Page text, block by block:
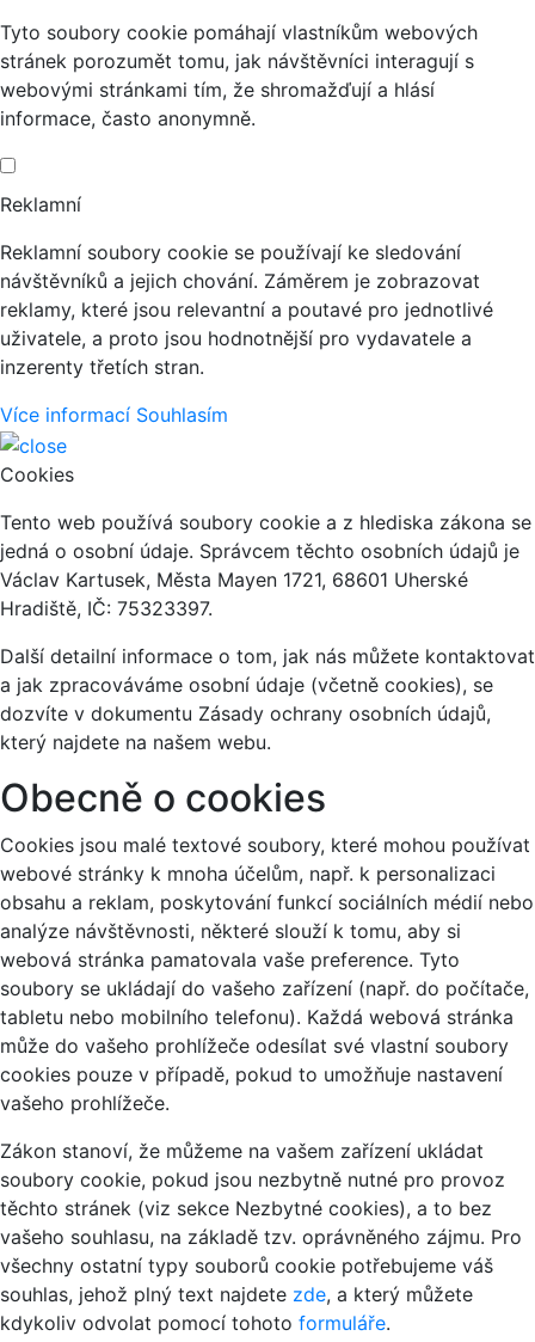
Tyto soubory cookie pomáhají vlastníkům webových
stránek porozumět tomu, jak návštěvníci interagují s
webovými stránkami tím, že shromažďují a hlásí
informace, často anonymně.
Reklamní
Reklamní soubory cookie se používají ke sledování
návštěvníků a jejich chování. Záměrem je zobrazovat
reklamy, které jsou relevantní a poutavé pro jednotlivé
uživatele, a proto jsou hodnotnější pro vydavatele a
inzerenty třetích stran.
Více informací Souhlasím
Cookies
Tento web používá soubory cookie a z hlediska zákona se
jedná o osobní údaje. Správcem těchto osobních údajů je
Václav Kartusek, Města Mayen 1721, 68601 Uherské
Hradiště, IČ: 75323397.
Další detailní informace o tom, jak nás můžete kontaktovat
a jak zpracováváme osobní údaje (včetně cookies), se
dozvíte v dokumentu Zásady ochrany osobních údajů,
který najdete na našem webu.
Obecně o cookies
Cookies jsou malé textové soubory, které mohou používat
webové stránky k mnoha účelům, např. k personalizaci
obsahu a reklam, poskytování funkcí sociálních médií nebo
analýze návštěvnosti, některé slouží k tomu, aby si
webová stránka pamatovala vaše preference. Tyto
soubory se ukládají do vašeho zařízení (např. do počítače,
tabletu nebo mobilního telefonu). Každá webová stránka
může do vašeho prohlížeče odesílat své vlastní soubory
cookies pouze v případě, pokud to umožňuje nastavení
vašeho prohlížeče.
Zákon stanoví, že můžeme na vašem zařízení ukládat
soubory cookie, pokud jsou nezbytně nutné pro provoz
těchto stránek (viz sekce Nezbytné cookies), a to bez
vašeho souhlasu, na základě tzv. oprávněného zájmu. Pro
všechny ostatní typy souborů cookie potřebujeme váš
souhlas, jehož plný text najdete zde, a který můžete
kdykoliv odvolat pomocí tohoto formuláře.